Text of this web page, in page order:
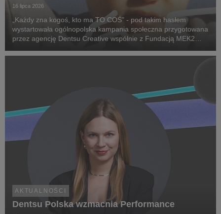
16 lipca 2026
„Każdy zna kogoś, kto ma TO COŚ” - pod takim hasłem
wystartowała ogólnopolska kampania społeczna przygotowana
przez agencję Dentsu Creative wspólnie z Fundacją MEK2
chorób rzadkich, zwrócenie uwagi na problemy pac...
AKTUALNOŚCI
Dentsu Polska wzmacnia Performance